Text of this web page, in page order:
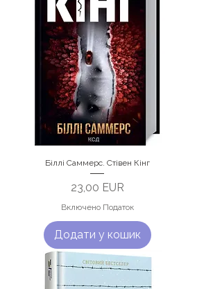
Біллі Саммерс. Стівен Кінг
Ціна
23,00 EUR
Включено Податок
Додати у кошик